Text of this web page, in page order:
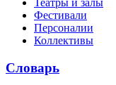
Театры и залы
Фестивали
Персоналии
Коллективы
Словарь